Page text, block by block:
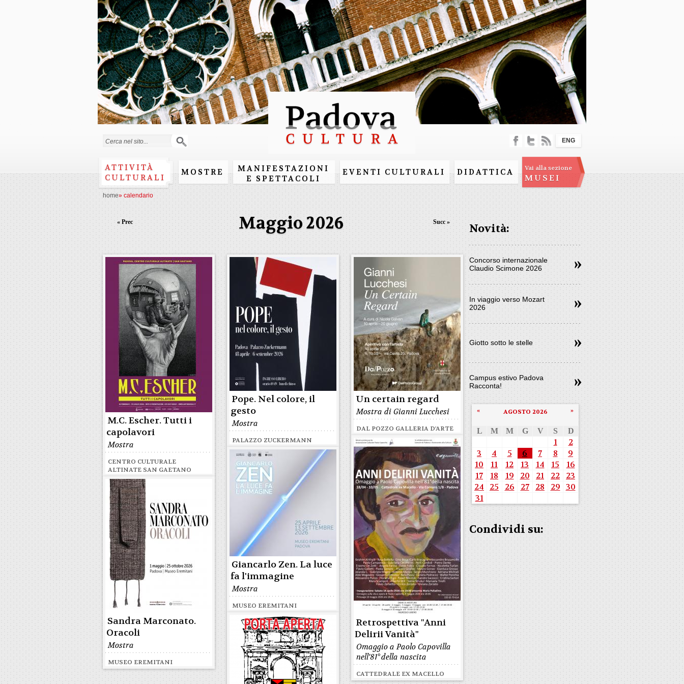
Salta al
contenuto
principale
Form di ricerca
ATTIVITÀ
CULTURALI
MOSTRE
MANIFESTAZIONI
E SPETTACOLI
EVENTI CULTURALI DIDATTICA Vai alla sezione
MUSEI
ENG
home» calendario
Maggio 2026
« Prec Succ »
M.C. Escher. Tutti i
capolavori
Mostra
CENTRO CULTURALE
ALTINATE SAN GAETANO
Pope. Nel colore, il
gesto
Mostra
PALAZZO ZUCKERMANN
Un certain regard
Mostra di Gianni Lucchesi
DAL POZZO GALLERIA D'ARTE
Retrospettiva "Anni
Delirii Vanità"
Omaggio a Paolo Capovilla
nell'81° della nascita
CATTEDRALE EX MACELLO
Giancarlo Zen. La luce
fa l'immagine
Mostra
MUSEO EREMITANI
Sandra Marconato.
Oracoli
Mostra
MUSEO EREMITANI
Novità:
Concorso internazionale
Claudio Scimone 2026
In viaggio verso Mozart
2026
Giotto sotto le stelle
Campus estivo Padova
Racconta!
AGOSTO 2026
« »
L M M G V S D
1
2
3
4 5 6 7 8
9
10
11 12 13 14 15
16
17
18 19 20 21 22
23
24
25 26 27 28 29 30
31
Condividi su: